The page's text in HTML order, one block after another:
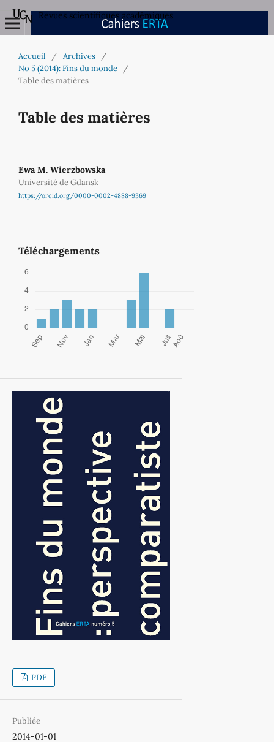
Revues scientifiques académiques
Accueil / Archives
/
No 5 (2014): Fins du monde
/
Table des matières
Table des matières
Ewa M. Wierzbowska
Université de Gdansk
https://orcid.org/0000-0002-4888-9369
Téléchargements
PDF
Publiée
2014-01-01